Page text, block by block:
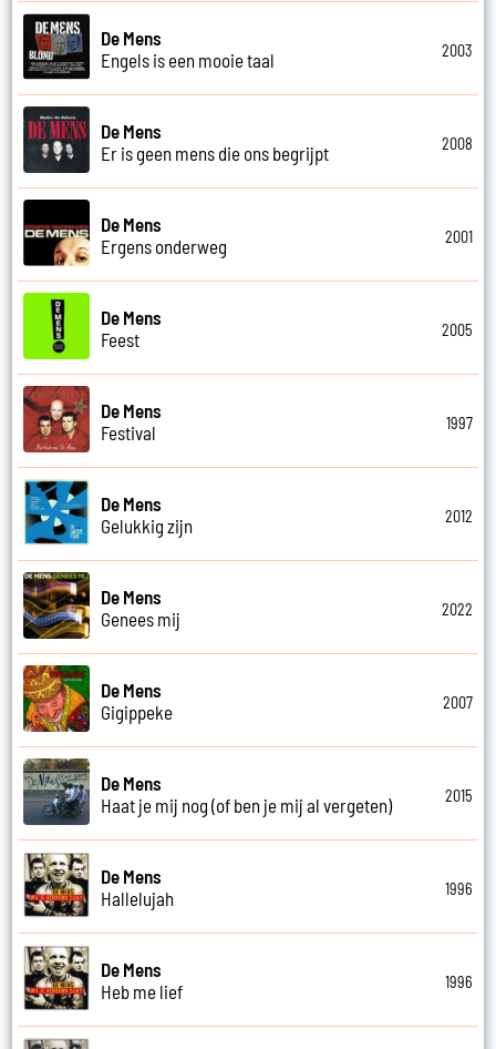
De Mens
Engels is een mooie taal
2003
De Mens
Er is geen mens die ons begrijpt
2008
De Mens
Ergens onderweg
2001
De Mens
Feest
2005
De Mens
Festival
1997
De Mens
Gelukkig zijn
2012
De Mens
Genees mij
2022
De Mens
Gigippeke
2007
De Mens
Haat je mij nog (of ben je mij al vergeten)
2015
De Mens
Hallelujah
1996
De Mens
Heb me lief
1996